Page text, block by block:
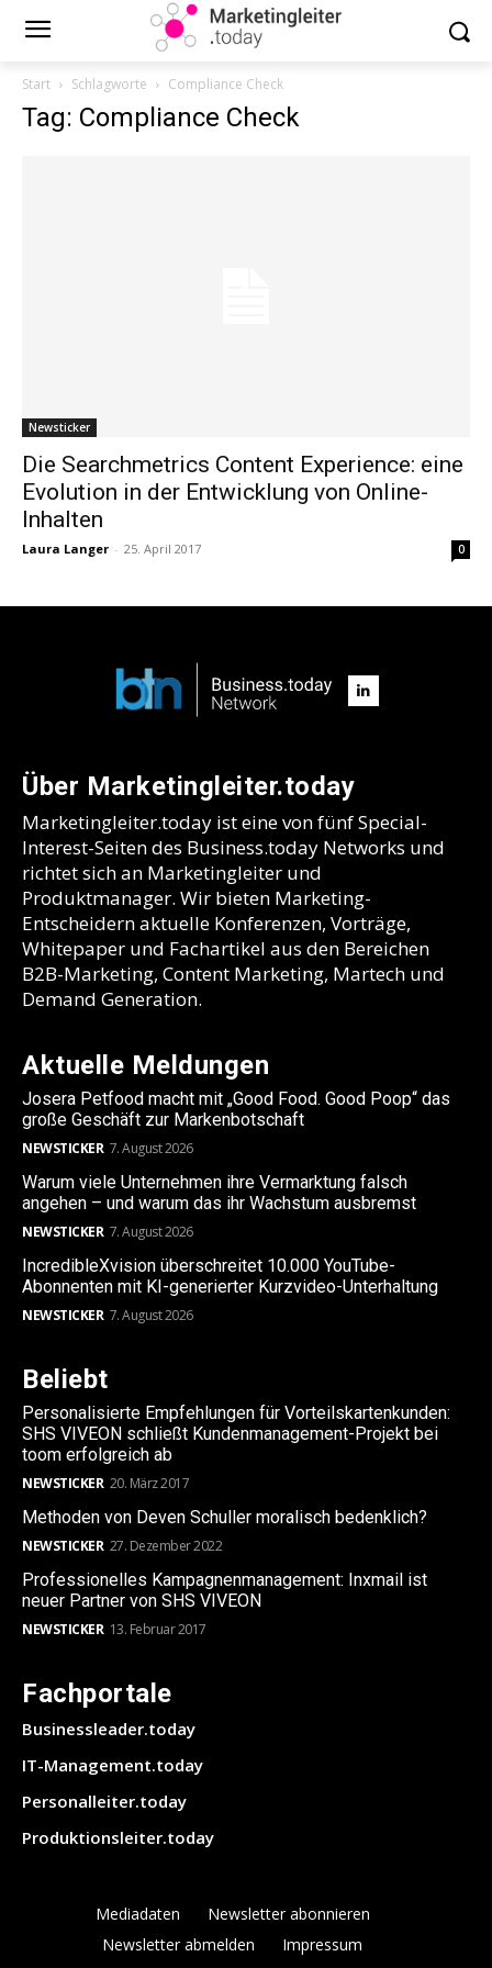
Start Schlagworte Compliance Check
Tag: Compliance Check
Newsticker
Die Searchmetrics Content Experience: eine
Evolution in der Entwicklung von Online-
Inhalten
Laura Langer - 25. April 2017 0
Über Marketingleiter.today
Marketingleiter.today ist eine von fünf Special-
Interest-Seiten des Business.today Networks und
richtet sich an Marketingleiter und
Produktmanager. Wir bieten Marketing-
Entscheidern aktuelle Konferenzen, Vorträge,
Whitepaper und Fachartikel aus den Bereichen
B2B-Marketing, Content Marketing, Martech und
Demand Generation.
Aktuelle Meldungen
Josera Petfood macht mit „Good Food. Good Poop“ das
große Geschäft zur Markenbotschaft
NEWSTICKER 7. August 2026
Warum viele Unternehmen ihre Vermarktung falsch
angehen – und warum das ihr Wachstum ausbremst
NEWSTICKER 7. August 2026
IncredibleXvision überschreitet 10.000 YouTube-
Abonnenten mit KI-generierter Kurzvideo-Unterhaltung
NEWSTICKER 7. August 2026
Beliebt
Personalisierte Empfehlungen für Vorteilskartenkunden:
SHS VIVEON schließt Kundenmanagement-Projekt bei
toom erfolgreich ab
NEWSTICKER 20. März 2017
Methoden von Deven Schuller moralisch bedenklich?
NEWSTICKER 27. Dezember 2022
Professionelles Kampagnenmanagement: Inxmail ist
neuer Partner von SHS VIVEON
NEWSTICKER 13. Februar 2017
Fachportale
Businessleader.today
IT-Management.today
Personalleiter.today
Produktionsleiter.today
Mediadaten
Newsletter abonnieren
Newsletter abmelden
Impressum